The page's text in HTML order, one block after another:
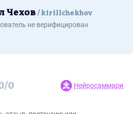
Чехов kirillchekhov
не верифицирован
/0 Нейросаммари